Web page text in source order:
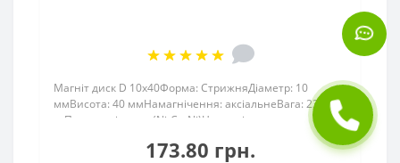
Магніт диск D 10х40Форма: СтрижняДіаметр: 10
ммВисота: 40 ммНамагнічення: аксіальнеВага: 23,25
грПоверх. нікель .: (Ni-Cu-Ni)Намагнічення:
використання: до 80 ° CНеодимовий магніт диск 10×40
173.80 грн.